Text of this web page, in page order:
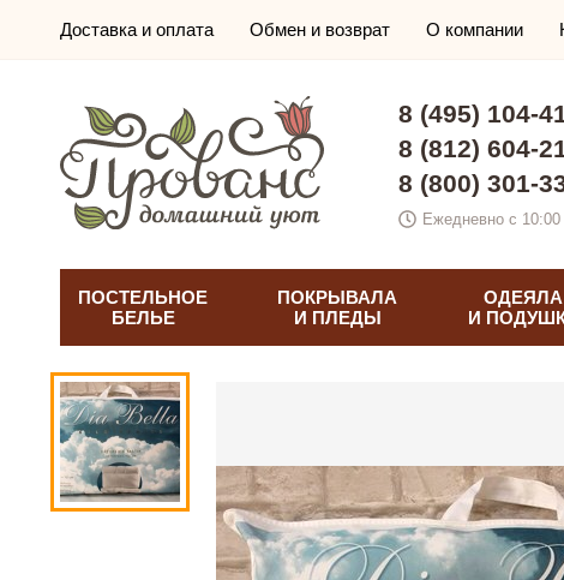
Доставка и оплата Обмен и возврат О компании
8 (495) 104-
8 (812) 604-
8 (800) 301-
Ежедневно с
ПОСТЕЛЬНОЕ
БЕЛЬЕ
ПОКРЫВАЛА
И ПЛЕДЫ
ОДЕЯЛА
И